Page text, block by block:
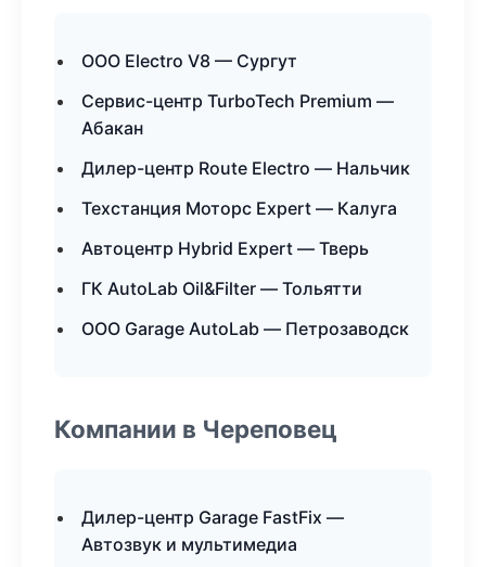
ООО Electro V8 — Сургут
Сервис-центр TurboTech Premium —
Абакан
Дилер-центр Route Electro — Нальчик
Техстанция Моторс Expert — Калуга
Автоцентр Hybrid Expert — Тверь
ГК AutoLab Oil&Filter — Тольятти
ООО Garage AutoLab — Петрозаводск
Компании в Череповец
Дилер-центр Garage FastFix —
Автозвук и мультимедиа